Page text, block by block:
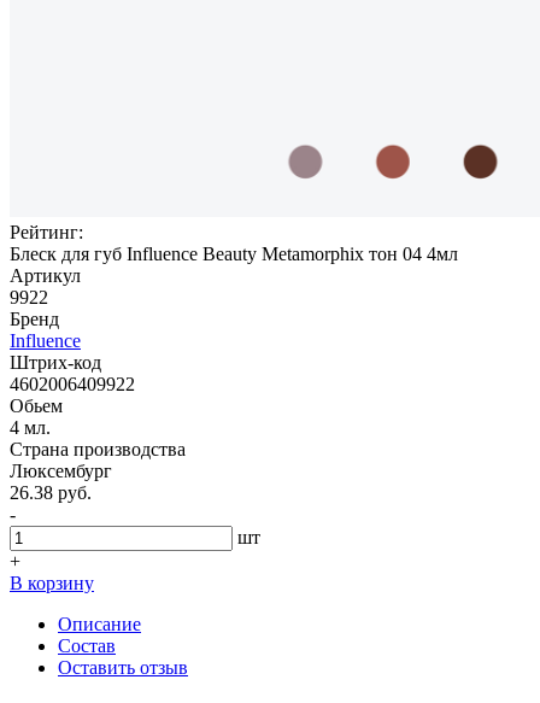
Рейтинг:
Блеск для губ Influence Beauty Metamorphix тон 04 4мл
Артикул
9922
Бренд
Influence
Штрих-код
4602006409922
Обьем
4 мл.
Страна производства
Люксембург
26.38 руб.
-
шт
+
В корзину
Описание
Состав
Оставить отзыв